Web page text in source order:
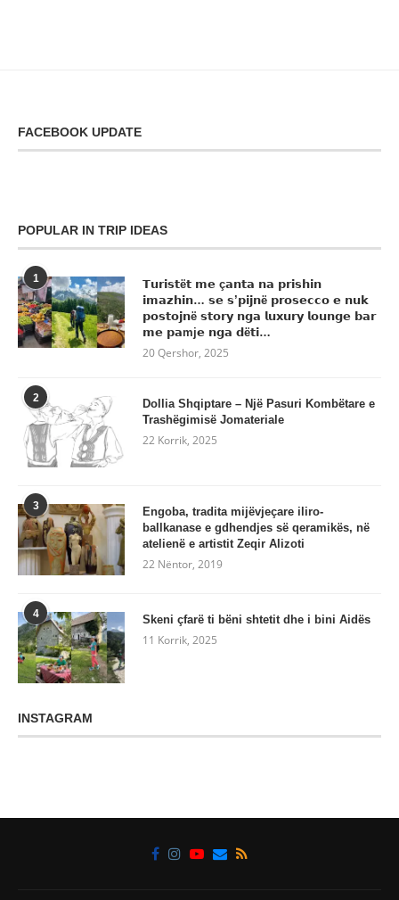
FACEBOOK UPDATE
POPULAR IN TRIP IDEAS
1
𝗧𝘂𝗿𝗶𝘀𝘁ë𝘁 𝗺𝗲 ç𝗮𝗻𝘁𝗮 𝗻𝗮 𝗽𝗿𝗶𝘀𝗵𝗶𝗻
𝗶𝗺𝗮𝘇𝗵𝗶𝗻… 𝘀𝗲 𝘀’𝗽𝗶𝗷𝗻ë 𝗽𝗿𝗼𝘀𝗲𝗰𝗰𝗼 𝗲 𝗻𝘂𝗸
𝗽𝗼𝘀𝘁𝗼𝗷𝗻ë 𝘀𝘁𝗼𝗿𝘆 𝗻𝗴𝗮 𝗹𝘂𝘅𝘂𝗿𝘆 𝗹𝗼𝘂𝗻𝗴𝗲 𝗯𝗮𝗿
𝗺𝗲 𝗽𝗮mj𝗲 𝗻𝗴𝗮 𝗱ë𝘁𝗶…
20 Qershor, 2025
2
Dollia Shqiptare – Një Pasuri Kombëtare e
Trashëgimisë Jomateriale
22 Korrik, 2025
3
Engoba, tradita mijëvjeçare iliro-
ballkanase e gdhendjes së qeramikës, në
atelienë e artistit Zeqir Alizoti
22 Nëntor, 2019
4 Skeni çfarë ti bëni shtetit dhe i bini Aidës
11 Korrik, 2025
INSTAGRAM